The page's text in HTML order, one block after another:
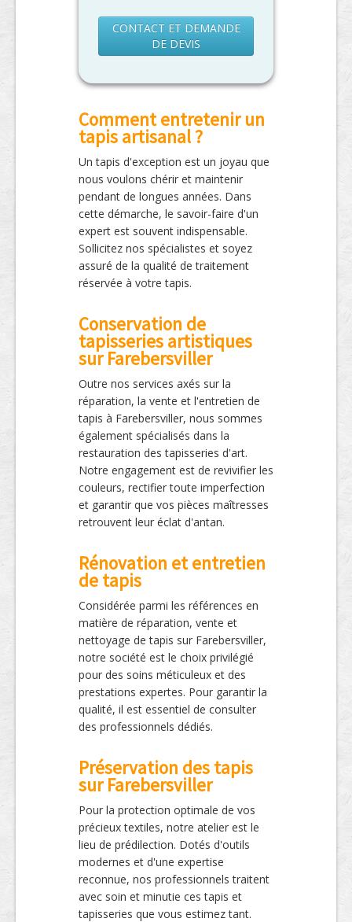
CONTACT ET DEMANDE
DE DEVIS
Comment entretenir un
tapis artisanal ?
Un tapis d'exception est un joyau que
nous voulons chérir et maintenir
pendant de longues années. Dans
cette démarche, le savoir-faire d'un
expert est souvent indispensable.
Sollicitez nos spécialistes et soyez
assuré de la qualité de traitement
réservée à votre tapis.
Conservation de
tapisseries artistiques
sur Farebersviller
Outre nos services axés sur la
réparation, la vente et l'entretien de
tapis à Farebersviller, nous sommes
également spécialisés dans la
restauration des tapisseries d'art.
Notre engagement est de revivifier les
couleurs, rectifier toute imperfection
et garantir que vos pièces maîtresses
retrouvent leur éclat d'antan.
Rénovation et entretien
de tapis
Considérée parmi les références en
matière de réparation, vente et
nettoyage de tapis sur Farebersviller,
notre société est le choix privilégié
pour des soins méticuleux et des
prestations expertes. Pour garantir la
qualité, il est essentiel de consulter
des professionnels dédiés.
Préservation des tapis
sur Farebersviller
Pour la protection optimale de vos
précieux textiles, notre atelier est le
lieu de prédilection. Dotés d'outils
modernes et d'une expertise
reconnue, nos professionnels traitent
avec soin et minutie ces tapis et
tapisseries que vous estimez tant.